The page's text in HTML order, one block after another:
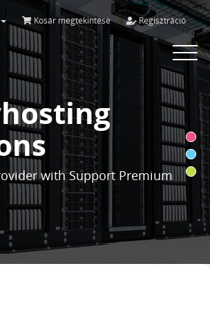
Kosár megtekintése Regisztráció
Toggle
with Support Premium